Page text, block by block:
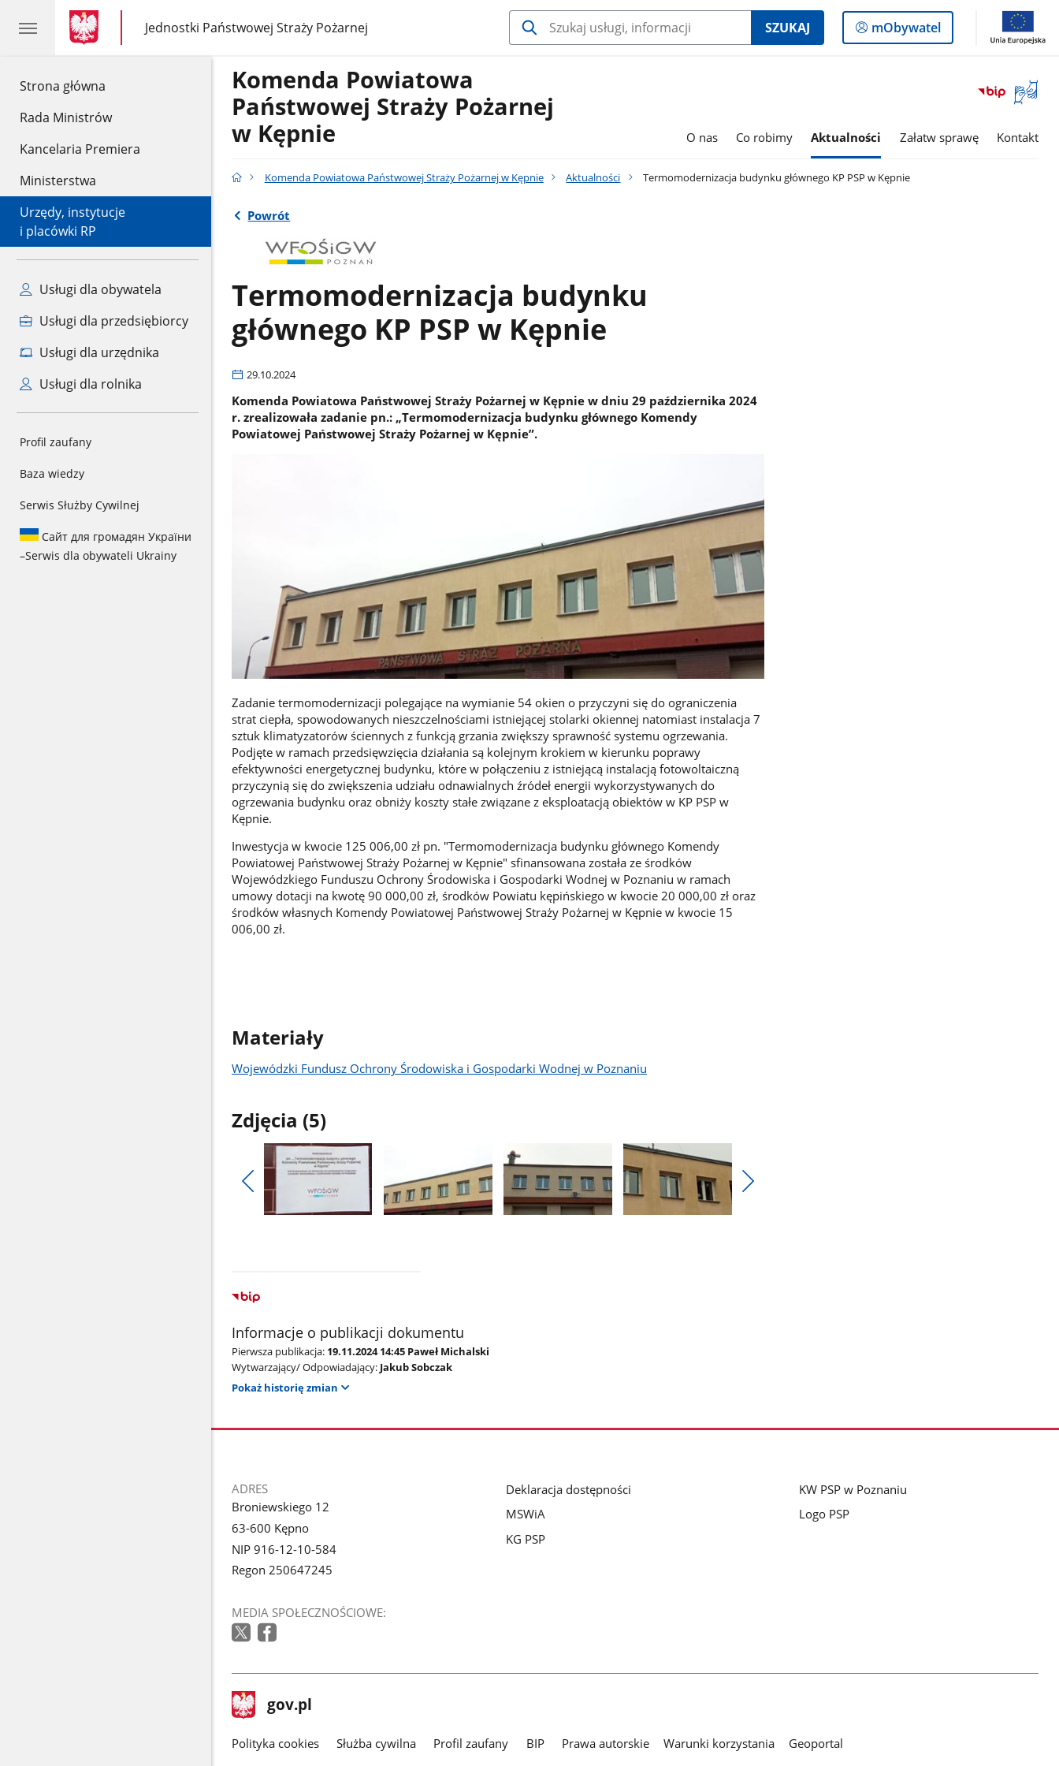
Strona główna
Rada Ministrów
Kancelaria Premiera
Ministerstwa
Urzędy, instytucje
i placówki RP
Usługi dla obywatela
Usługi dla przedsiębiorcy
Usługi dla urzędnika
Usługi dla rolnika
Profil zaufany
Baza wiedzy
Serwis Służby Cywilnej
Сайт для громадян України
–Serwis dla obywateli Ukrainy
gov.pl
gov.pl
Jednostki Państwowej Straży Pożarnej
gov.pl
Jednostki
Państwowej
SZUKAJ
Logowanie
do
mObywatel
Otwórz
okno
Komenda Powiatowa
Państwowej Straży Pożarnej
w Kępnie
O nas Co robimy Aktualności Załatw sprawę Kontakt
Komenda Powiatowa Państwowej Straży Pożarnej w Kępnie Aktualności Termomodernizacja budynku głównego KP PSP w Kępnie
Powrót
Termomodernizacja budynku
głównego KP PSP w Kępnie
29.10.2024
Komenda Powiatowa Państwowej Straży Pożarnej w Kępnie w dniu 29 października 2024
r. zrealizowała zadanie pn.: „Termomodernizacja budynku głównego Komendy
Powiatowej Państwowej Straży Pożarnej w Kępnie”.
Zadanie termomodernizacji polegające na wymianie 54 okien o przyczyni się do ograniczenia
strat ciepła, spowodowanych nieszczelnościami istniejącej stolarki okiennej natomiast instalacja 7
sztuk klimatyzatorów ściennych z funkcją grzania zwiększy sprawność systemu ogrzewania.
Podjęte w ramach przedsięwzięcia działania są kolejnym krokiem w kierunku poprawy
efektywności energetycznej budynku, które w połączeniu z istniejącą instalacją fotowoltaiczną
przyczynią się do zwiększenia udziału odnawialnych źródeł energii wykorzystywanych do
ogrzewania budynku oraz obniży koszty stałe związane z eksploatacją obiektów w KP PSP w
Kępnie.
Inwestycja w kwocie 125 006,00 zł pn. "Termomodernizacja budynku głównego Komendy
Powiatowej Państwowej Straży Pożarnej w Kępnie" sfinansowana została ze środków
Wojewódzkiego Funduszu Ochrony Środowiska i Gospodarki Wodnej w Poznaniu w ramach
umowy dotacji na kwotę 90 000,00 zł, środków Powiatu kępińskiego w kwocie 20 000,00 zł oraz
środków własnych Komendy Powiatowej Państwowej Straży Pożarnej w Kępnie w kwocie 15
006,00 zł.
Materiały
Wojewódzki Fundusz Ochrony Środowiska i Gospodarki Wodnej w Poznaniu
Zdjęcia (5)
Pokaż
poprzednie
Informacje o publikacji dokumentu
Pierwsza publikacja: 19.11.2024 14:45 Paweł Michalski
Wytwarzający/ Odpowiadający: Jakub Sobczak
Pokaż historię zmian
stopka
ADRES
Broniewskiego 12
63-600 Kępno
NIP 916-12-10-584
Regon 250647245
MEDIA SPOŁECZNOŚCIOWE:
Deklaracja dostępności
MSWiA
KG PSP
KW PSP w Poznaniu
Logo PSP
stopka
gov.pl Strona
gov.pl
gov.pl
Polityka cookies Służba cywilna Profil zaufany BIP Prawa autorskie Warunki korzystania
Geoportal